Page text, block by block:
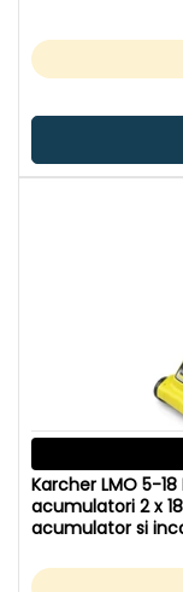
Karcher LMO 5-
acumulatori 2 x
acumulator si